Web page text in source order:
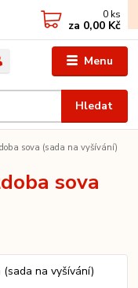
Menu
Hledat
0 ks
za 0,00 Kč
sova (sada na vyšívání)
sova